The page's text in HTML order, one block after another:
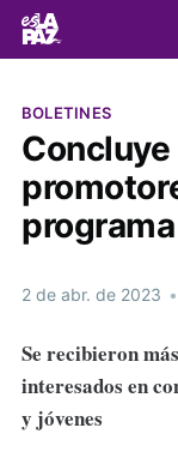
BOLETINES
2 de abr. de 2023 •
Se recibieron
interesados en
y jóvenes